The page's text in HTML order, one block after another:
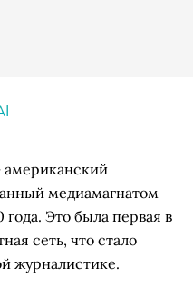
американский
медиамагнатом
Это была первая в
сеть, что стало
журналистике.